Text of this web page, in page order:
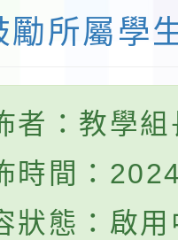
勵所屬學
者：教學
時間：
狀態：啟用